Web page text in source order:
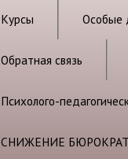
Курсы Особые
Обратная связь
Психолого-
СНИЖЕНИЕ